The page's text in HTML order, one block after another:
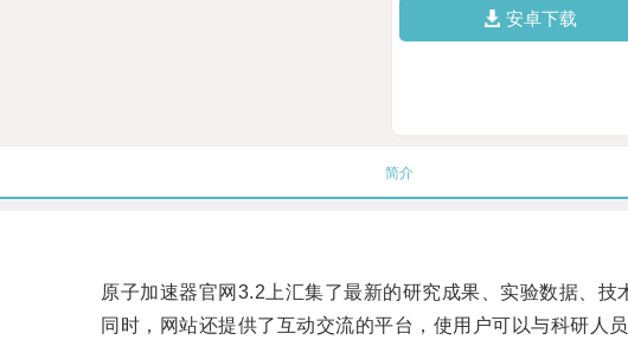
安卓下载
简介
原子加速器官网3.2上汇集了最新的研究成果、实验数据、技
同时，网站还提供了互动交流的平台，使用户可以与科研人员